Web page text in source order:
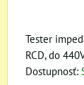
Tester
RCD, do
Dostupnosť: